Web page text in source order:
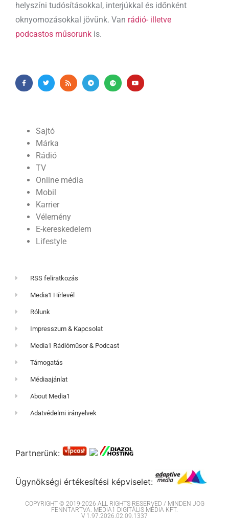
helyszíni tudósításokkal, interjúkkal és időnként
oknyomozásokkal jövünk. Van rádió- illetve
podcastos műsorunk is.
Sajtó
Márka
Rádió
TV
Online média
Mobil
Karrier
Vélemény
E-kereskedelem
Lifestyle
RSS feliratkozás
Media1 Hírlevél
Rólunk
Impresszum & Kapcsolat
Media1 Rádióműsor & Podcast
Támogatás
Médiaajánlat
About Media1
Adatvédelmi irányelvek
Partnerünk:
Ügynökségi értékesítési képviselet:
COPYRIGHT © 2019-2026 ALL RIGHTS RESERVED / MINDEN JOG
FENNTARTVA. MEDIA1 DIGITÁLIS MÉDIA KFT.
V 1.97.2026.02.09.1337